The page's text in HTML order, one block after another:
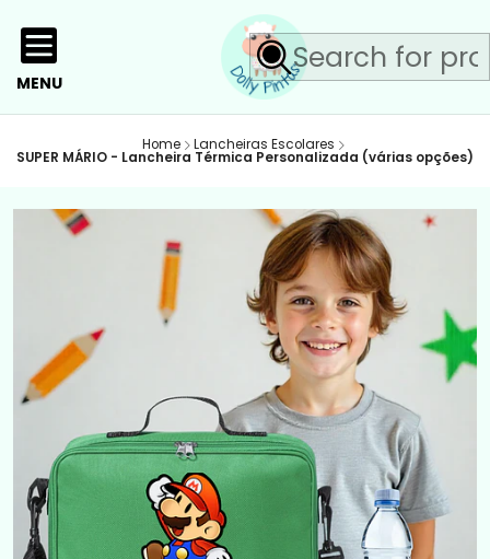
MENU
Home Lancheiras Escolares
SUPER MÁRIO - Lancheira Térmica Personalizada (várias opções)